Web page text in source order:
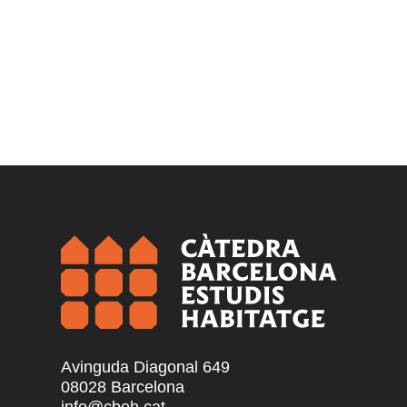
Avinguda Diagonal 649
08028 Barcelona